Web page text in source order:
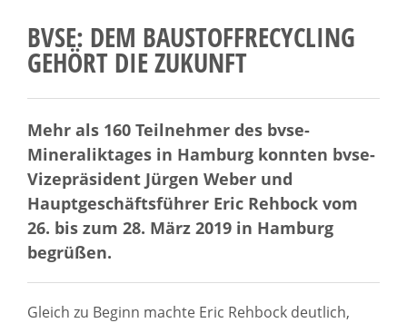
BVSE: DEM BAUSTOFFRECYCLING
GEHÖRT DIE ZUKUNFT
Mehr als 160 Teilnehmer des bvse-
Mineraliktages in Hamburg konnten bvse-
Vizepräsident Jürgen Weber und
Hauptgeschäftsführer Eric Rehbock vom
26. bis zum 28. März 2019 in Hamburg
begrüßen.
Gleich zu Beginn machte Eric Rehbock deutlich,